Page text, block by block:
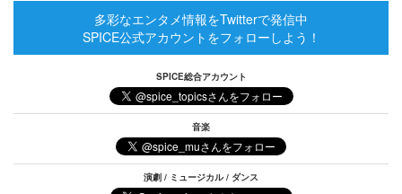
多彩なエンタメ情報をTwitterで発信中
SPICE公式アカウントをフォローしよう！
SPICE総合アカウント
音楽
演劇 / ミュージカル / ダンス